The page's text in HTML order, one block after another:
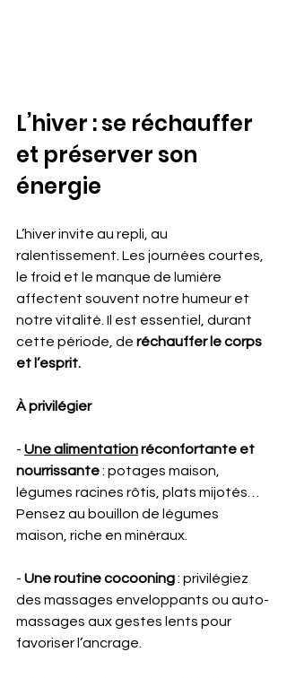
L’hiver : se réchauffer
et préserver son
énergie
L’hiver invite au repli, au
ralentissement. Les journées courtes,
le froid et le manque de lumière
affectent souvent notre humeur et
notre vitalité. Il est essentiel, durant
cette période, de réchauffer le corps
et l’esprit.
À privilégier
- Une alimentation réconfortante et
nourrissante : potages maison,
légumes racines rôtis, plats mijotés…
Pensez au bouillon de légumes
maison, riche en minéraux.
- Une routine cocooning : privilégiez
des massages enveloppants ou auto-
massages aux gestes lents pour
favoriser l’ancrage.